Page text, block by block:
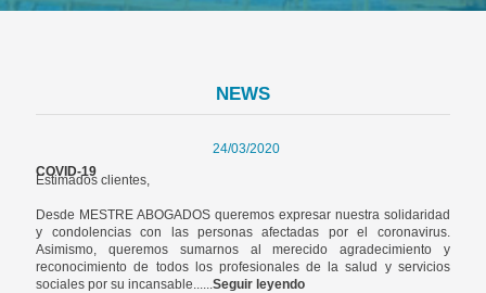
NEWS
24/03/2020
COVID-19
Estimados clientes,
Desde MESTRE ABOGADOS queremos expresar nuestra solidaridad
y condolencias con las personas afectadas por el coronavirus.
Asimismo, queremos sumarnos al merecido agradecimiento y
reconocimiento de todos los profesionales de la salud y servicios
sociales por su incansable......Seguir leyendo